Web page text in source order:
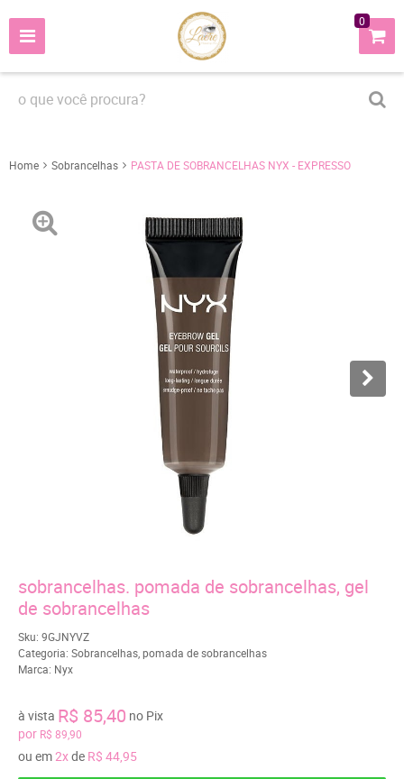
0
Home Sobrancelhas PASTA DE SOBRANCELHAS NYX - EXPRESSO
sobrancelhas. pomada de sobrancelhas, gel
de sobrancelhas
Sku: 9GJNYVZ
Categoria: Sobrancelhas pomada de sobrancelhas
Marca: Nyx
por R$ 89,90
à vista R$ 85,40 no Pix
ou em2xde R$ 44,95